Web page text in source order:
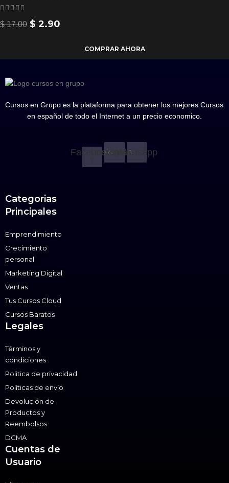
$17.00 $ 2.90
COMPRAR AHORA
Cursos en Grupo es la plataforma para obtener los mejores Cursos
en español de todo el Internet a un precio economico.
Facebook-InstagramWhatsapp
Categorias
Principales
Emprendimiento
Crecimiento
personal
Marketing Digital
Ventas
Tus Cursos Cloud
Cursos Baratos
Legales
Términos y
condiciones
Politica de privacidad
Políticas de envío
Devolución de
Productos y
Reembolsos
DCMA
Cuentas de
Usuario